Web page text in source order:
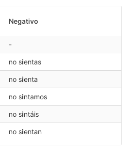
Negativo
-
no sientas
no sienta
no sintamos
no sintáis
no sientan